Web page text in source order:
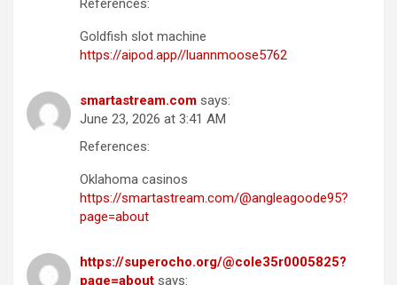
References:
Goldfish slot machine
https://aipod.app//luannmoose5762
smartastream.com says:
June 23, 2026 at 3:41 AM
References:
Oklahoma casinos
https://smartastream.com/@angleagoode95?
page=about
https://superocho.org/@cole35r0005825?
page=about says: